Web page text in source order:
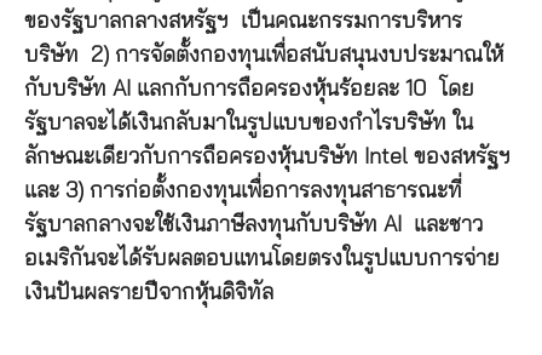
ของรัฐบาลกลางสหรัฐฯ เป็นคณะกรรมการบริหาร
บริษัท 2) การจัดตั้งกองทุนเพื่อสนับสนุนงบประมาณให้
กับบริษัท AI แลกกับการถือครองหุ้นร้อยละ 10 โดย
รัฐบาลจะได้เงินกลับมาในรูปแบบของกำไรบริษัท ใน
ลักษณะเดียวกับการถือครองหุ้นบริษัท Intel ของสหรัฐฯ
และ 3) การก่อตั้งกองทุนเพื่อการลงทุนสาธารณะที่
รัฐบาลกลางจะใช้เงินภาษีลงทุนกับบริษัท AI และชาว
อเมริกันจะได้รับผลตอบแทนโดยตรงในรูปแบบการจ่าย
เงินปันผลรายปีจากหุ้นดิจิทัล